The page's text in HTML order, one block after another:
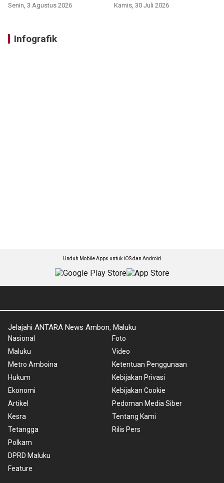
Senin, 3 Agustus 2026 Kamis, 30 Juli 2026
Infografik
Unduh Mobile Apps untuk iOS dan Android
Jelajahi ANTARA News Ambon, Maluku
Nasional
Maluku
Metro Amboina
Hukum
Ekonomi
Artikel
Kesra
Tetangga
Polkam
DPRD Maluku
Feature
Foto
Video
Ketentuan Penggunaan
Kebijakan Privasi
Kebijakan Cookie
Pedoman Media Siber
Tentang Kami
Rilis Pers